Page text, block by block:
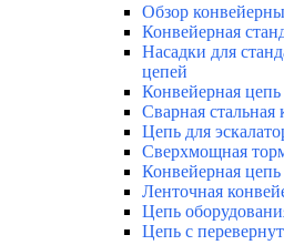
Обзор
Конвейерная
Насадки для
цепей
Конвейерная
Сварная стальная
Цепь для
Сверхмощная
Конвейерная цепь
Ленточная
Цепь
Цепь с